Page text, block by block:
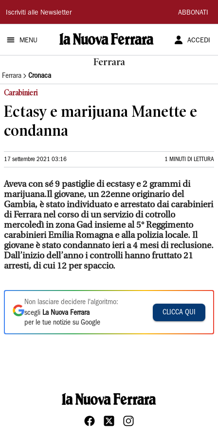
La
Nuova
Ferrara
Iscriviti alle Newsletter ABBONATI
MENU ACCEDI
Ferrara
Ferrara Cronaca
Carabinieri
Ectasy e marijuana Manette e
condanna
17 settembre 2021 03:16 1 MINUTI DI LETTURA
Aveva con sé 9 pastiglie di ecstasy e 2 grammi di
marijuana.Il giovane, un 22enne originario del
Gambia, è stato individuato e arrestato dai carabinieri
di Ferrara nel corso di un servizio di cotrollo
mercoledì in zona Gad insieme al 5° Reggimento
carabinieri Emilia Romagna e alla polizia locale. Il
giovane è stato condannato ieri a 4 mesi di reclusione.
Dall’inizio dell’anno i controlli hanno fruttato 21
arresti, di cui 12 per spaccio.
Non lasciare decidere l'algoritmo:
scegli La Nuova Ferrara
per le tue notizie su Google
CLICCA QUI